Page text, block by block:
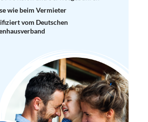
wie beim Vermieter
vom Deutschen